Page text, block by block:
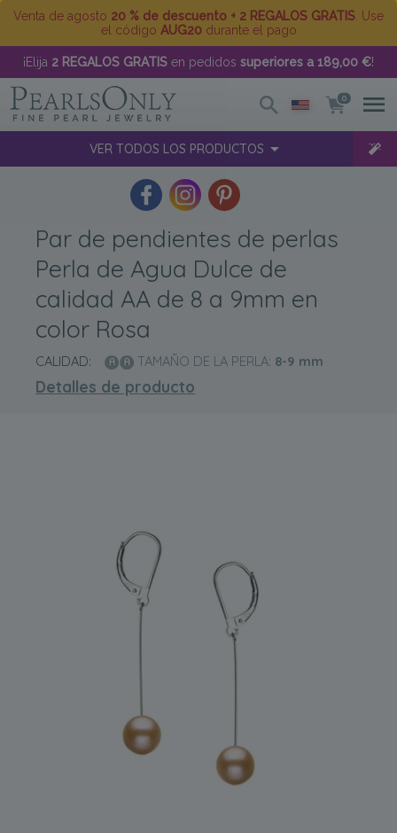
Venta de agosto 20 % de descuento + 2 REGALOS GRATIS . Use
el código AUG20durante el pago
¡Elija 2 REGALOS GRATIS en pedidos superiores a 189,00 €!
0
VER TODOS LOS PRODUCTOS
Par de pendientes de perlas
Perla de Agua Dulce de
calidad AA de 8 a 9mm en
color Rosa
CALIDAD: TAMAÑO DE LA PERLA: 8-9 mm
Detalles de producto